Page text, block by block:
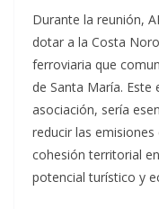
Durante la reunión,
dotar a la Costa
ferroviaria que
de Santa María.
asociación, sería
reducir las
cohesión territorial
potencial turístico y